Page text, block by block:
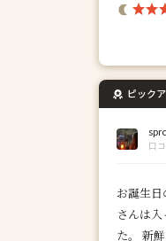
ピック
口
お誕生日
さんは
た。 新